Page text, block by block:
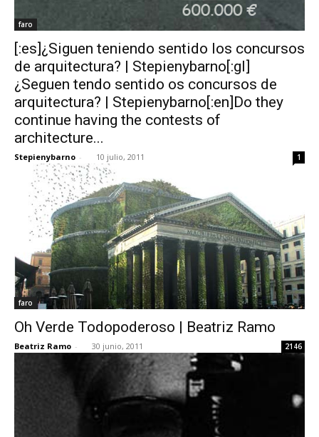
faro
[:es]¿Siguen teniendo sentido los concursos
de arquitectura? | Stepienybarno[:gl]
¿Seguen tendo sentido os concursos de
arquitectura? | Stepienybarno[:en]Do they
continue having the contests of
architecture...
Stepienybarno - 10 julio, 2011 1
faro
Oh Verde Todopoderoso | Beatriz Ramo
Beatriz Ramo - 30 junio, 2011 2146